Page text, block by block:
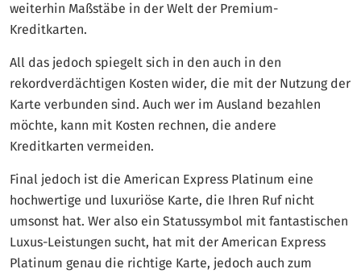
weiterhin Maßstäbe in der Welt der Premium-
Kreditkarten.
All das jedoch spiegelt sich in den auch in den
rekordverdächtigen Kosten wider, die mit der Nutzung der
Karte verbunden sind. Auch wer im Ausland bezahlen
möchte, kann mit Kosten rechnen, die andere
Kreditkarten vermeiden.
Final jedoch ist die American Express Platinum eine
hochwertige und luxuriöse Karte, die Ihren Ruf nicht
umsonst hat. Wer also ein Statussymbol mit fantastischen
Luxus-Leistungen sucht, hat mit der American Express
Platinum genau die richtige Karte, jedoch auch zum